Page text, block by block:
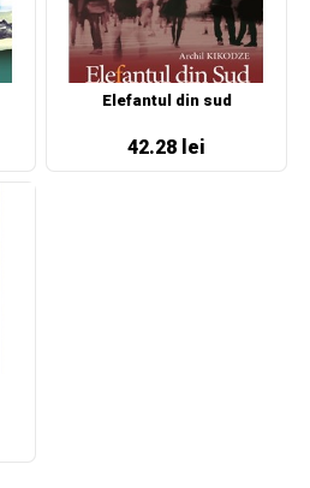
Elefantul din sud
42.28 lei